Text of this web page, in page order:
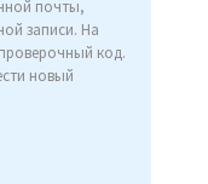
почты,
записи. На
код.
новый